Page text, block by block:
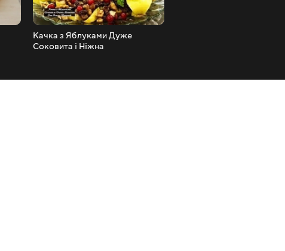
Качка з Яблуками Дуже
Соковита і Ніжна